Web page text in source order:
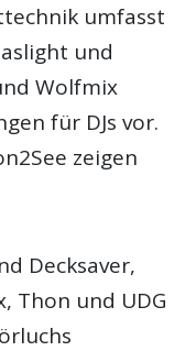
umfasst
und
Wolfmix
für DJs vor.
zeigen
Decksaver,
Thon und UDG